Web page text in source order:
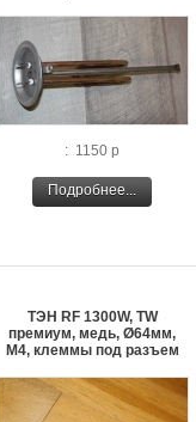
: 1150 р
Подробнее...
ТЭН RF 1300W, TW
премиум, медь, Ø64мм,
М4, клеммы под разъем